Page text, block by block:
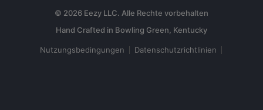
© 2026 Eezy LLC. Alle Rechte vorbehalten
Nutzungsbedingungen Datenschutzrichtlinien